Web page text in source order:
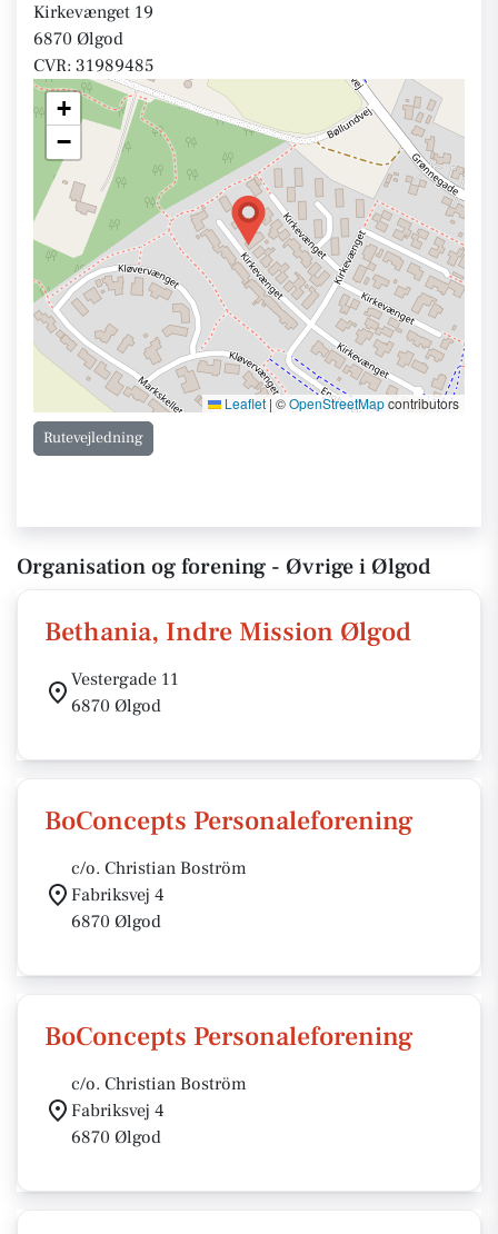
Kirkevænget 19
6870 Ølgod
CVR: 31989485
+
−
Leaflet | ©OpenStreetMapcontributors
Rutevejledning
Organisation og forening - Øvrige i Ølgod
Bethania, Indre Mission Ølgod
Vestergade 11
6870 Ølgod
BoConcepts Personaleforening
c/o. Christian Boström
Fabriksvej 4
6870 Ølgod
BoConcepts Personaleforening
c/o. Christian Boström
Fabriksvej 4
6870 Ølgod